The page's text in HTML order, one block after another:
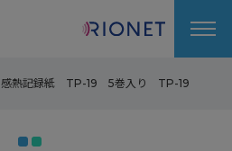
感熱記録紙 TP-19 5巻入り TP-19